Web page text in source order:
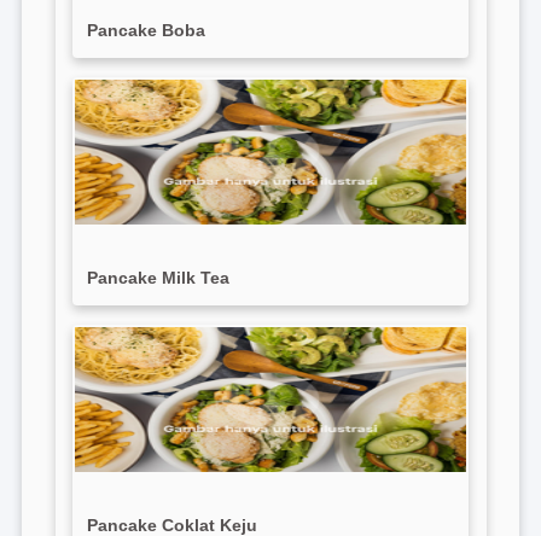
Pancake Boba
Pancake Milk Tea
Pancake Coklat Keju